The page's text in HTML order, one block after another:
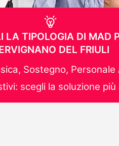
LA TIPOLOGIA DI MAD
DEL FRIULI
Sostegno, Personale
scegli la soluzione